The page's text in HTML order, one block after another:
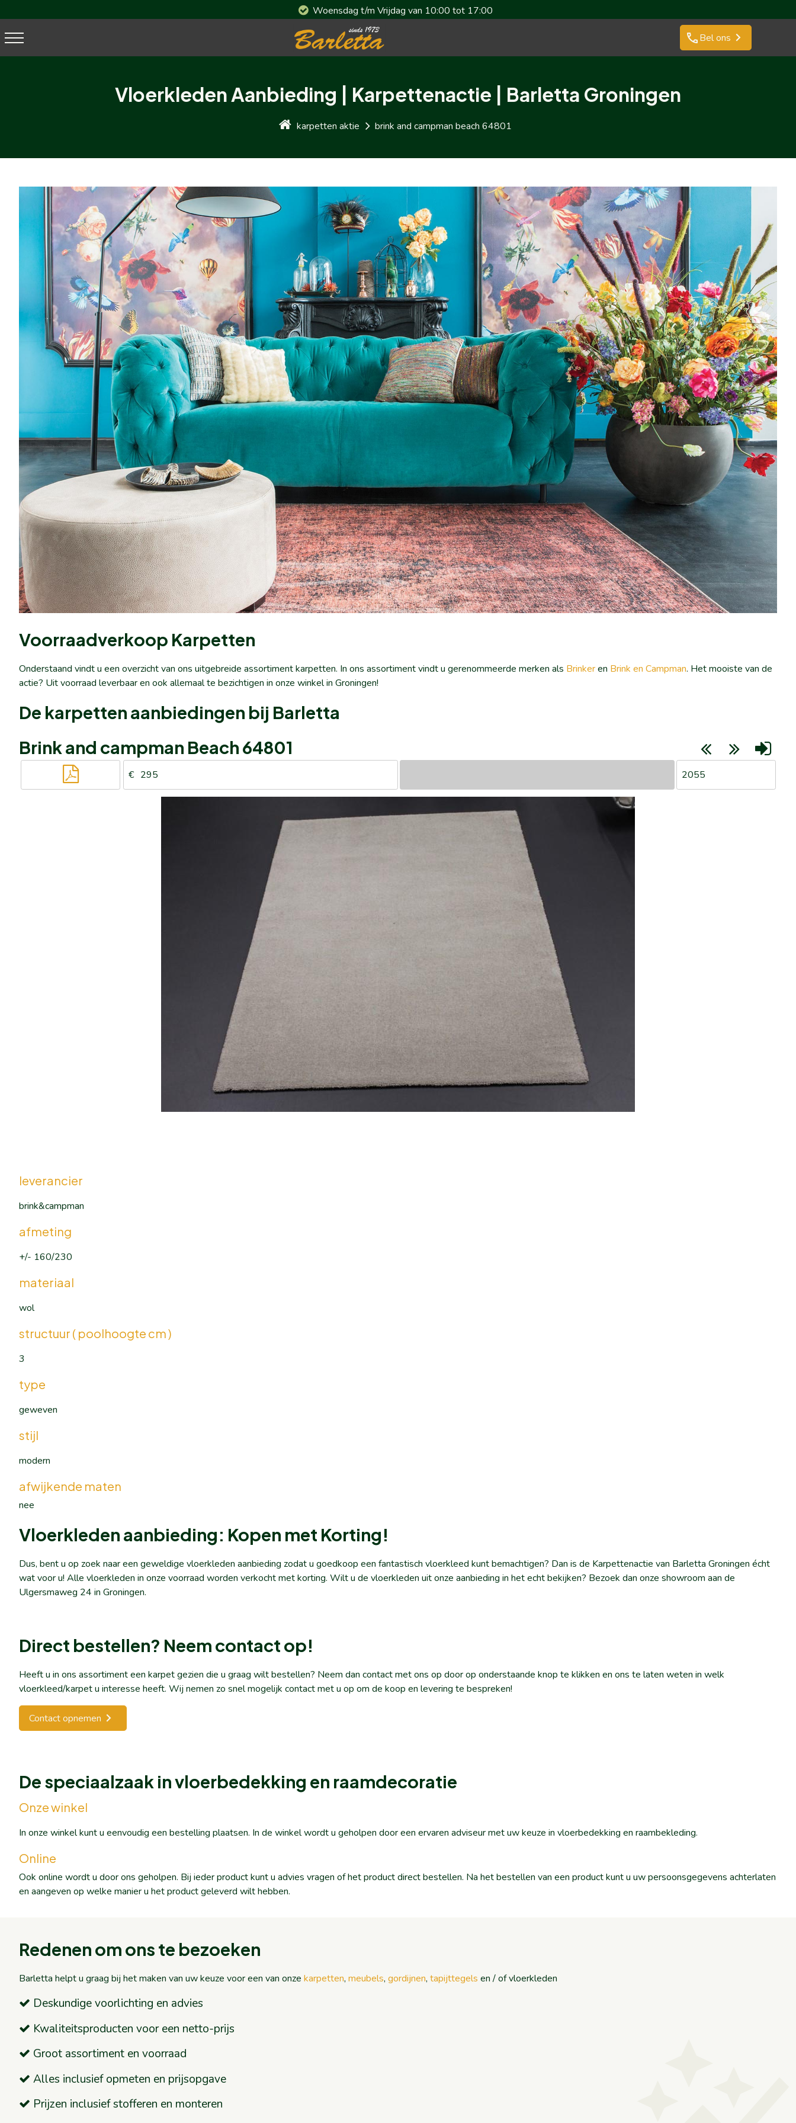
phoneBel ons
Woensdag t/m Vrijdag van 10:00 tot 17:00
Vloerkleden Aanbieding | Karpettenactie | Barletta Groningen
karpetten aktie brink and campman beach 64801
De speciaalzaak in vloerbedekking en raamdecoratie
Onze winkel
In onze winkel kunt u eenvoudig een bestelling plaatsen. In de winkel wordt u geholpen door een ervaren adviseur met uw keuze in vloerbedekking en raambekleding.
Online
Ook online wordt u door ons geholpen. Bij ieder product kunt u advies vragen of het product direct bestellen. Na het bestellen van een product kunt u uw persoonsgegevens achterlaten
en aangeven op welke manier u het product geleverd wilt hebben.
Redenen om ons te bezoeken
Barletta helpt u graag bij het maken van uw keuze voor een van onze karpetten, meubels, gordijnen, tapijttegels en / of vloerkleden
Deskundige voorlichting en advies
Kwaliteitsproducten voor een netto-prijs
Groot assortiment en voorraad
Alles inclusief opmeten en prijsopgave
Prijzen inclusief stofferen en monteren
Voorraadverkoop Karpetten
Onderstaand vindt u een overzicht van ons uitgebreide assortiment karpetten. In ons assortiment vindt u gerenommeerde merken als Brinkeren Brink en Campman. Het mooiste van de
actie? Uit voorraad leverbaar en ook allemaal te bezichtigen in onze winkel in Groningen!
De karpetten aanbiedingen bij Barletta
Brink and campman Beach 64801
295 2055
leverancier
brink&campman
afmeting
+/- 160/230
materiaal
wol
structuur ( poolhoogte cm )
3
type
geweven
stijl
modern
afwijkende maten
nee
Vloerkleden aanbieding: Kopen met Korting!
Dus, bent u op zoek naar een geweldige vloerkleden aanbieding zodat u goedkoop een fantastisch vloerkleed kunt bemachtigen? Dan is de Karpettenactie van Barletta Groningen écht
wat voor u! Alle vloerkleden in onze voorraad worden verkocht met korting. Wilt u de vloerkleden uit onze aanbieding in het echt bekijken? Bezoek dan onze showroom aan de
Ulgersmaweg 24 in Groningen.
Direct bestellen? Neem contact op!
Heeft u in ons assortiment een karpet gezien die u graag wilt bestellen? Neem dan contact met ons op door op onderstaande knop te klikken en ons te laten weten in welk
vloerkleed/karpet u interesse heeft. Wij nemen zo snel mogelijk contact met u op om de koop en levering te bespreken!
Contact opnemen